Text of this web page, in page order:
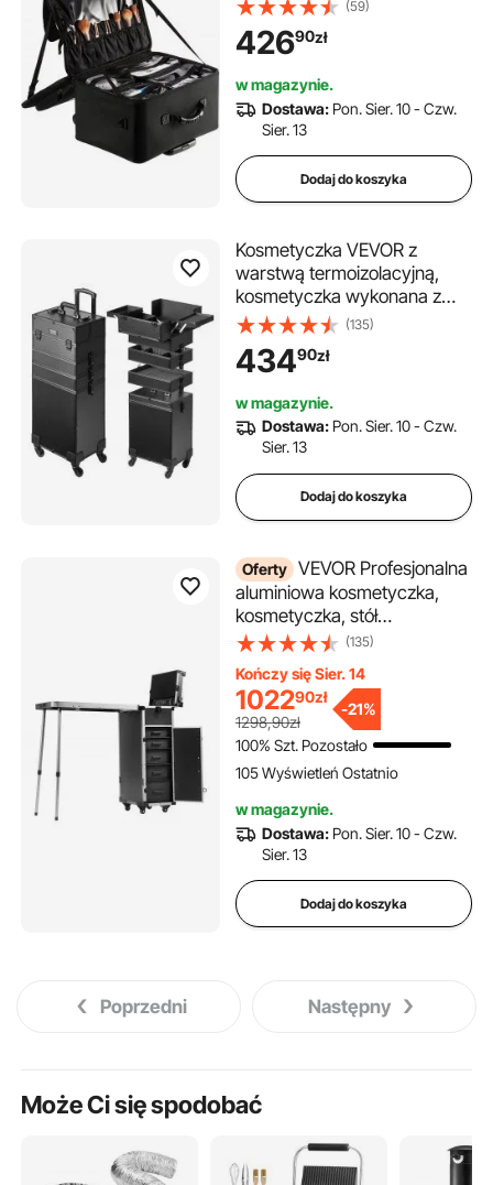
wodoodporna i odporna na
zużycie, kosmetyczka, torba
kosmetyki 480 x 260 x 380
mm
(59)
42690zł
w magazynie.
Dostawa: Pon. Sier. 10 - Czw.
Sier. 13
Dodaj do koszyka
Kosmetyczka VEVOR z
warstwą termoizolacyjną,
kosmetyczka wykonana z
płyty MDF + rama
aluminiowa, solidna i odporna
na zużycie, kosmetyczka,
na kosmetyki 353 x 253 x
745 mm
(135)
43490zł
w magazynie.
Dostawa: Pon. Sier. 10 - Czw.
Sier. 13
Dodaj do koszyka
Oferty VEVOR Profesjonalna
aluminiowa kosmetyczka,
kosmetyczka, stół
warsztatowy z nogami
kółkach, bardzo duży wózek,
organizer podróżny na
kosmetyki, z kółkami
obrotowymi 360°, kolor
czarny
(135)
Kończy się Sier. 14
102290zł
1298,90zł
-21%
100% Szt. Pozostało
105 Wyświetleń Ostatnio
w magazynie.
Dostawa: Pon. Sier. 10 - Czw.
Sier. 13
Dodaj do koszyka
Poprzedni Następny
Może Ci się spodobać